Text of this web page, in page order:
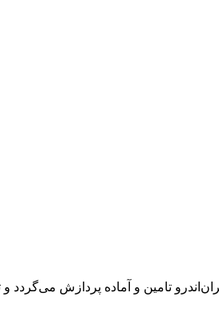
تامین و آماده پردازش می‌گردد و